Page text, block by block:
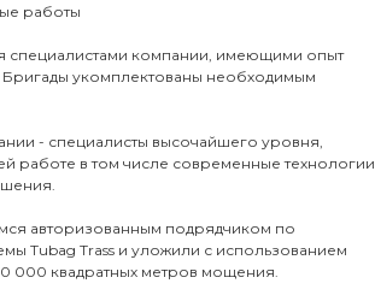
работы
специалистами компании, имеющими опыт
Бригады укомплектованы необходимым
- специалисты высочайшего уровня,
работе в том числе современные технологии
авторизованным подрядчиком по
Tubag Trass и уложили с использованием
000 квадратных метров мощения.
ПОМОЩЬ
Навесы,